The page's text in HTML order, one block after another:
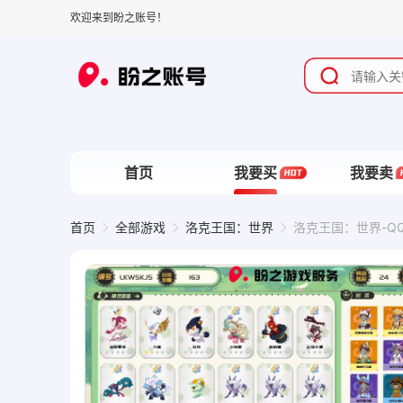
欢迎来到盼之账号！
首页 我要买 我要卖
首页 全部游戏 洛克王国：世界 洛克王国：世界-